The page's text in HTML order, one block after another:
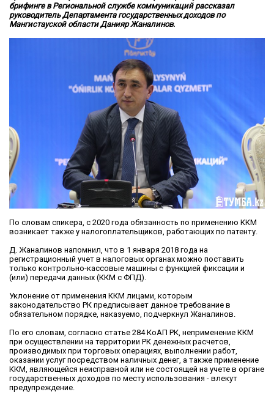
брифинге в Региональной службе коммуникаций рассказал
руководитель Департамента государственных доходов по
Мангистауской области Данияр Жаналинов.
По словам спикера, с 2020 года обязанность по применению ККМ
возникает также у налогоплательщиков, работающих по патенту.
Д. Жаналинов напомнил, что в 1 января 2018 года на
регистрационный учет в налоговых органах можно поставить
только контрольно-кассовые машины с функцией фиксации и
(или) передачи данных (ККМ с ФПД).
Уклонение от применения ККМ лицами, которым
законодательство РК предписывает данное требование в
обязательном порядке, наказуемо, подчеркнул Жаналинов.
По его словам, согласно статье 284 КоАП РК, неприменение ККМ
при осуществлении на территории РК денежных расчетов,
производимых при торговых операциях, выполнении работ,
оказании услуг посредством наличных денег, а также применение
ККМ, являющейся неисправной или не состоящей на учете в органе
государственных доходов по месту использования - влекут
предупреждение.